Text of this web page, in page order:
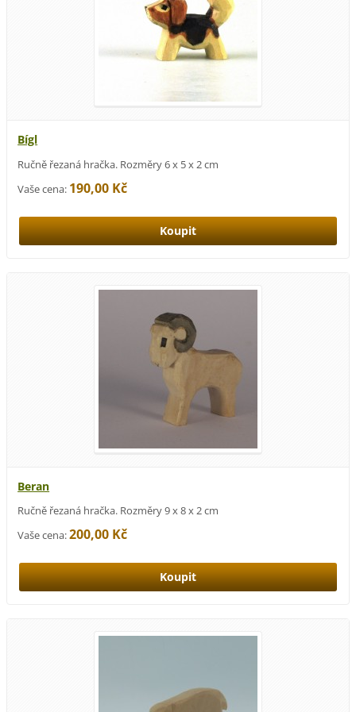
Bígl
Ručně řezaná hračka. Rozměry 6 x 5 x 2 cm
Vaše cena: 190,00 Kč
Beran
Ručně řezaná hračka. Rozměry 9 x 8 x 2 cm
Vaše cena:200,00 Kč